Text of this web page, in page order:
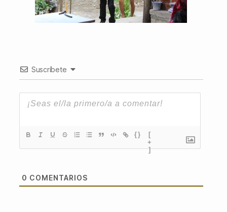
Suscríbete
{}
[
+
]
0 COMENTARIOS